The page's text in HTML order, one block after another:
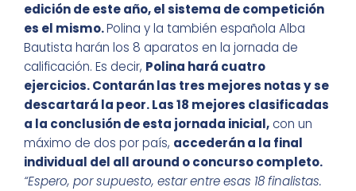
edición de este año, el sistema de competición
es el mismo.Polina y la también española Alba
Bautista harán los 8 aparatos en la jornada de
calificación. Es decir, Polina hará cuatro
ejercicios. Contarán las tres mejores notas y se
descartará la peor. Las 18 mejores clasificadas
a la conclusión de esta jornada inicial, con un
máximo de dos por país, accederán a la final
individual del all around o concurso completo.
“Espero, por supuesto, estar entre esas 18 finalistas.